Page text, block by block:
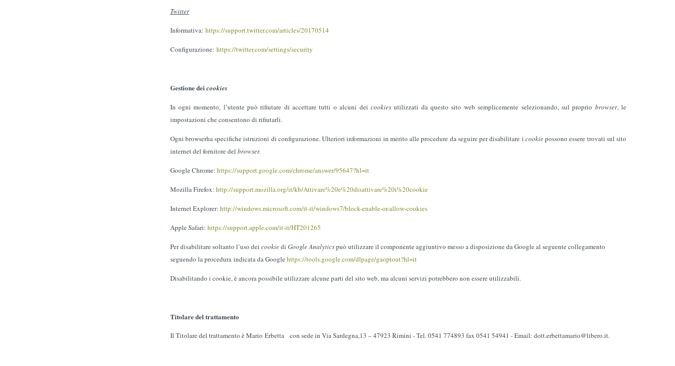
Twitter
Informativa: https://support.twitter.com/articles/20170514
Configurazione: https://twitter.com/settings/security
Gestione dei cookies
In ogni momento, l’utente può rifiutare di accettare tutti o alcuni dei cookiesutilizzati da questo sito web semplicemente selezionando, sul proprio browser, le
impostazioni che consentono di rifiutarli.
Ogni browserha specifiche istruzioni di configurazione. Ulteriori informazioni in merito alle procedure da seguire per disabilitare i cookiepossono essere trovati sul sito
internet del fornitore del browser.
Google Chrome: https://support.google.com/chrome/answer/95647?hl=it
Mozilla Firefox: http://support.mozilla.org/it/kb/Attivare%20e%20disattivare%20i%20cookie
Internet Explorer: http://windows.microsoft.com/it-it/windows7/block-enable-or-allow-cookies
Apple Safari: https://support.apple.com/it-it/HT201265
Per disabilitare soltanto l’uso dei cookiedi Google Analyticspuò utilizzare il componente aggiuntivo messo a disposizione da Google al seguente collegamento
seguendo la procedura indicata da Googlehttps://tools.google.com/dlpage/gaoptout?hl=it
Disabilitando i cookie, è ancora possibile utilizzare alcune parti del sito web, ma alcuni servizi potrebbero non essere utilizzabili.
Titolare del trattamento
Il Titolare del trattamento è Mario Erbetta con sede in Via Sardegna,13 – 47923 Rimini - Tel. 0541 774893 fax 0541 54941 - Email: dott.erbettamario@libero.it.